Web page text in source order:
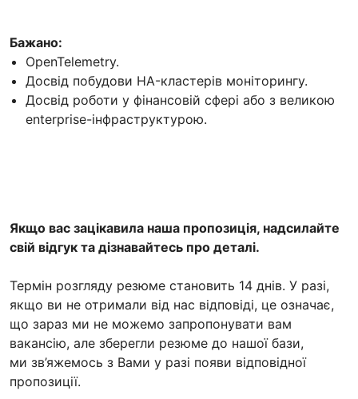
Бажано:
OpenTelemetry.
Досвід побудови HA-кластерів моніторингу.
Досвід роботи у фінансовій сфері або з великою
enterprise-інфраструктурою.
Якщо вас зацікавила наша пропозиція, надсилайте
свій відгук та дізнавайтесь про деталі.
Термін розгляду резюме становить 14 днів. У разі,
якщо ви не отримали від нас відповіді, це означає,
що зараз ми не можемо запропонувати вам
вакансію, але зберегли резюме до нашої бази,
ми зв’яжемось з Вами у разі появи відповідної
пропозиції.